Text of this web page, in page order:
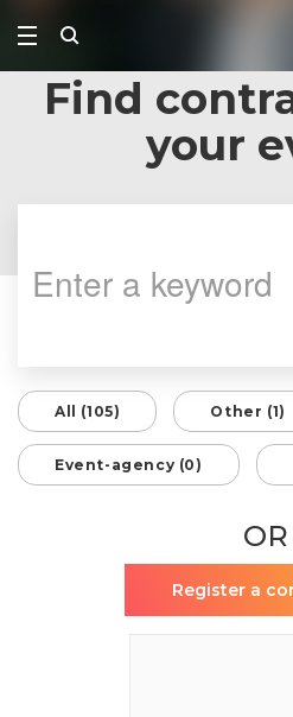
Find
your
All (105) Other (1)
Event-agency (0)
OR
Register a